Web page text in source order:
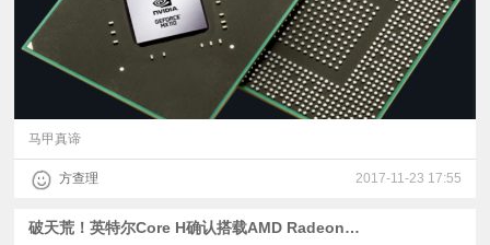
马甲真谛
方查理 2017-11-23 17:55
破天荒！英特尔Core H确认搭载AMD Radeon集显